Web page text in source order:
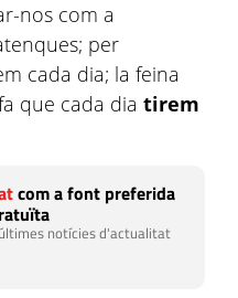
nos com a
per
cada dia; la feina
que cada dia tirem
com a font preferida
notícies d'actualitat